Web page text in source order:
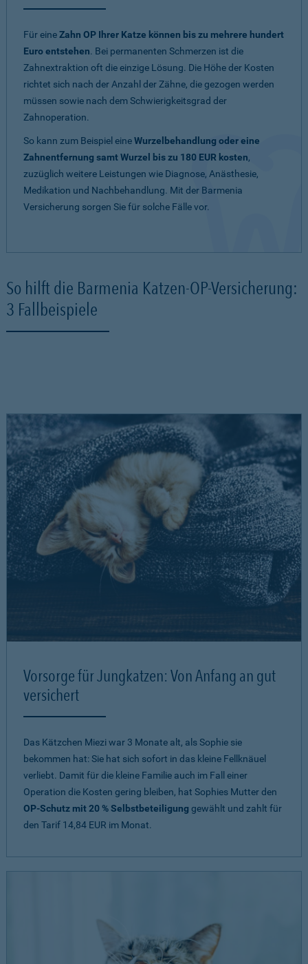
Für eineZahn OP Ihrer Katze können bis zu mehrere hundert
Euro entstehen. Bei permanenten Schmerzen ist die
Zahnextraktion oft die einzige Lösung. Die Höhe der Kosten
richtet sich nach der Anzahl der Zähne, die gezogen werden
müssen sowie nach dem Schwierigkeitsgrad der
Zahnoperation.
So kann zum Beispiel eineWurzelbehandlung oder eine
Zahnentfernung samt Wurzel bis zu 180 EUR kosten,
zuzüglich weitere Leistungen wie Diagnose, Anästhesie,
Medikation und Nachbehandlung. Mit der Barmenia
Versicherung sorgen Sie für solche Fälle vor.
So hilft die Barmenia Katzen-OP-Versicherung:
3 Fallbeispiele
Vorsorge für Jungkatzen: Von Anfang an gut
versichert
Das Kätzchen Miezi war 3 Monate alt, als Sophie sie
bekommen hat: Sie hat sich sofort in das kleine Fellknäuel
verliebt. Damit für die kleine Familie auch im Fall einer
Operation die Kosten gering bleiben, hat Sophies Mutter den
OP-Schutz mit 20 % Selbstbeteiligung gewählt und zahlt für
den Tarif 14,84 EUR im Monat.